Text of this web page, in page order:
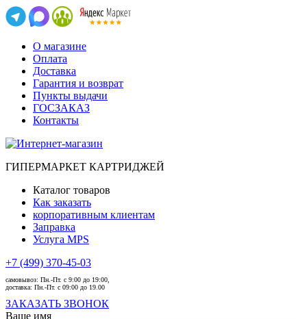
О магазине
Оплата
Доставка
Гарантия и возврат
Пункты выдачи
ГОСЗАКАЗ
Контакты
ГИПЕРМАРКЕТ КАРТРИДЖЕЙ
Каталог товаров
Как заказать
корпоративным клиентам
Заправка
Услуга MPS
+7 (499) 370-45-03
самовывоз: Пн.-Пт. с 9:00 до 19:00,
доставка: Пн.-Пт. с 09:00 до 19.00
ЗАКАЗАТЬ ЗВОНОК
Ваше имя